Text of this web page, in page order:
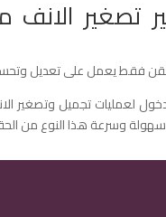
الانف
فقط يعمل على تعديل
لعمليات تجميل وتصغير
سهولة وسرعة هذا النوع من